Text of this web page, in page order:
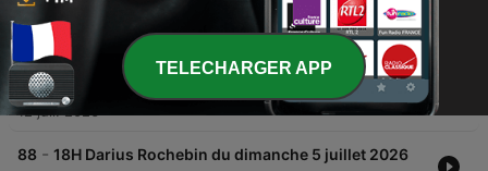
18H Week-end du dimanche 19 juillet 2026
19 juil. 2026
89 - 18H Darius Rochebin du dimanche 12 juillet 2026
12 juil. 2026
88 - 18H Darius Rochebin du dimanche 5 juillet 2026
TELECHARGER APP